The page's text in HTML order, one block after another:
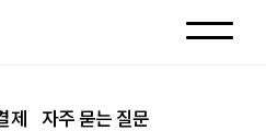
제 자주 묻는 질문